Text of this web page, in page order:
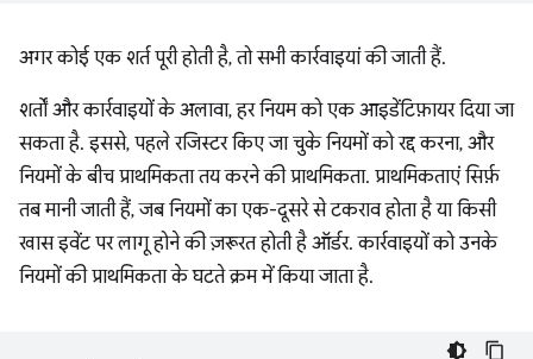
अगर कोई एक शर्त पूरी होती है, तो सभी कार्रवाइयां की जाती हैं.
शर्तों और कार्रवाइयों के अलावा, हर नियम को एक आइडेंटिफ़ायर दिया जा
सकता है. इससे, पहले रजिस्टर किए जा चुके नियमों को रद्द करना, और
नियमों के बीच प्राथमिकता तय करने की प्राथमिकता. प्राथमिकताएं सिर्फ़
तब मानी जाती हैं, जब नियमों का एक-दूसरे से टकराव होता है या किसी
खास इवेंट पर लागू होने की ज़रूरत होती है ऑर्डर. कार्रवाइयों को उनके
नियमों की प्राथमिकता के घटते क्रम में किया जाता है.